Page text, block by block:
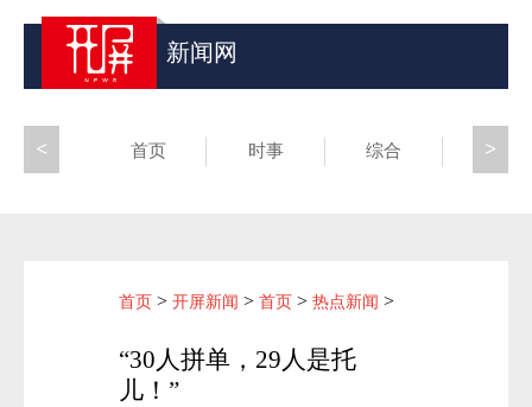
新闻网
首页 时事 综合 昆滇
>
<
首页 > 开屏新闻 > 首页 > 热点新闻 >
“30人拼单，29人是托
儿！”